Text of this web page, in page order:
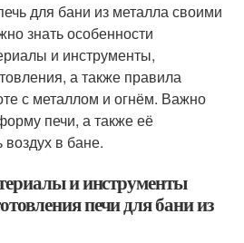
для бани из металла своими
знать особенности
и инструменты,
а также правила
с металлом и огнём. Важно
печи, а также её
воздух в бане.
и инструменты
печи для бани из